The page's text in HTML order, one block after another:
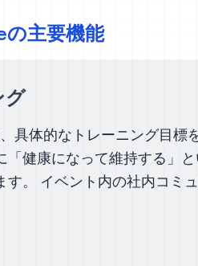
の主要機能
グ
具体的なトレーニング目標
健康になって維持する」
。 イベント内の社内コミ